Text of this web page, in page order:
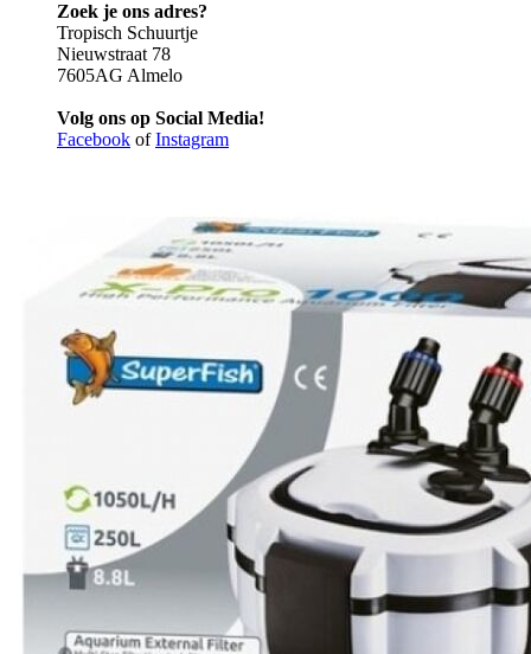
Zoek je ons adres?
Tropisch Schuurtje
Nieuwstraat 78
7605AG Almelo
Volg ons op Social Media!
Facebook ofInstagram